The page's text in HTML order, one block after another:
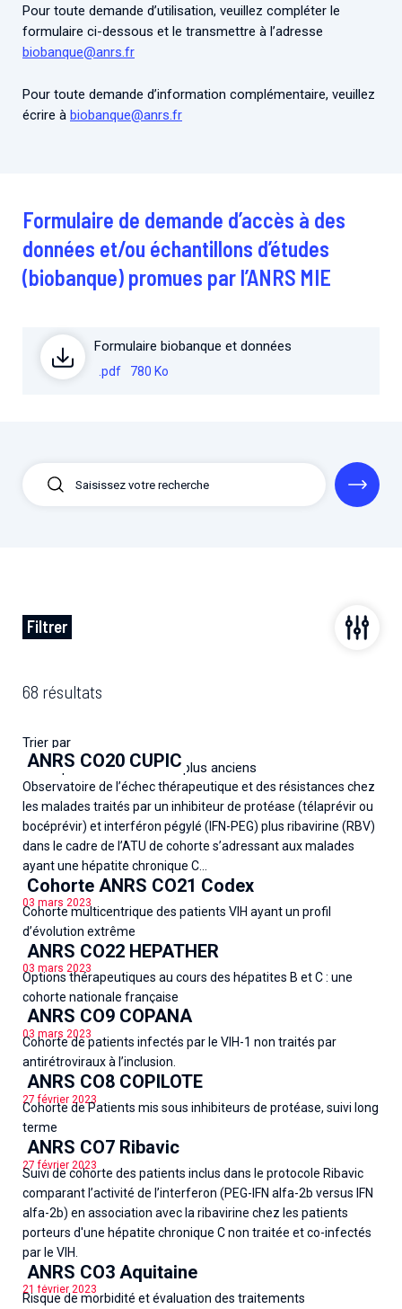
Associations de patient.e.s
Collaboration avec les acteurs communautaires
Cellule Émergence mpox
La Réunion.
Pour toute demande d’utilisation, veuillez compléter le
formulaire ci-dessous et le transmettre à l’adresse
biobanque@anrs.fr
Pour toute demande d’information complémentaire, veuillez
écrire à biobanque@anrs.fr
Formulaire de demande d’accès à des
données et/ou échantillons d’études
(biobanque) promues par l’ANRS MIE
Formulaire biobanque et données
.pdf 780 Ko
Filtrer
68 résultats
Trier par
Les plus récents
Les plus anciens
ANRS CO20 CUPIC
Observatoire de l’échec thérapeutique et des résistances chez
les malades traités par un inhibiteur de protéase (télaprévir ou
bocéprévir) et interféron pégylé (IFN-PEG) plus ribavirine (RBV)
dans le cadre de l’ATU de cohorte s’adressant aux malades
ayant une hépatite chronique C...
03 mars 2023
Cohorte ANRS CO21 Codex
Cohorte multicentrique des patients VIH ayant un profil
d’évolution extrême
03 mars 2023
ANRS CO22 HEPATHER
Options thérapeutiques au cours des hépatites B et C : une
cohorte nationale française
03 mars 2023
ANRS CO9 COPANA
Cohorte de patients infectés par le VIH-1 non traités par
antirétroviraux à l’inclusion.
27 février 2023
ANRS CO8 COPILOTE
Cohorte de Patients mis sous inhibiteurs de protéase, suivi long
terme
27 février 2023
ANRS CO7 Ribavic
Suivi de cohorte des patients inclus dans le protocole Ribavic
comparant l’activité de l’interferon (PEG-IFN alfa-2b versus IFN
alfa-2b) en association avec la ribavirine chez les patients
porteurs d'une hépatite chronique C non traitée et co-infectés
par le VIH.
21 février 2023
ANRS CO3 Aquitaine
Risque de morbidité et évaluation des traitements